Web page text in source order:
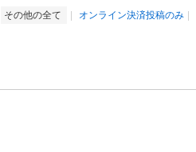
その他の全て オンライン決済投稿のみ